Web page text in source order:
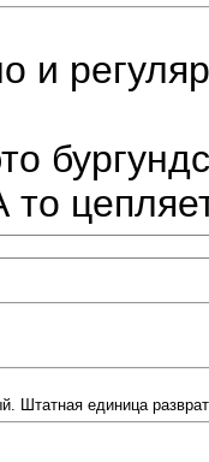
и
то
Штатная единица